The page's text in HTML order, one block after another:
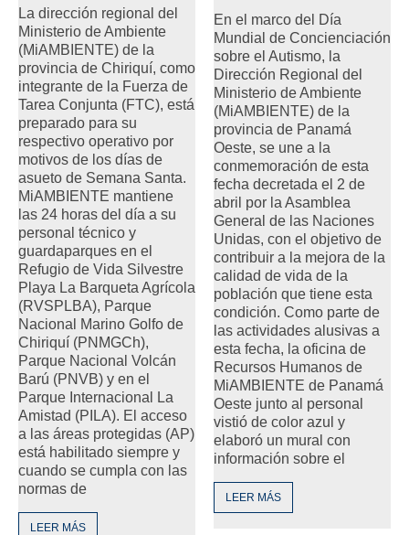
La dirección regional del
Ministerio de Ambiente
(MiAMBIENTE) de la
provincia de Chiriquí, como
integrante de la Fuerza de
Tarea Conjunta (FTC), está
preparado para su
respectivo operativo por
motivos de los días de
asueto de Semana Santa.
MiAMBIENTE mantiene
las 24 horas del día a su
personal técnico y
guardaparques en el
Refugio de Vida Silvestre
Playa La Barqueta Agrícola
(RVSPLBA), Parque
Nacional Marino Golfo de
Chiriquí (PNMGCh),
Parque Nacional Volcán
Barú (PNVB) y en el
Parque Internacional La
Amistad (PILA). El acceso
a las áreas protegidas (AP)
está habilitado siempre y
cuando se cumpla con las
normas de
LEER MÁS
En el marco del Día
Mundial de Concienciación
sobre el Autismo, la
Dirección Regional del
Ministerio de Ambiente
(MiAMBIENTE) de la
provincia de Panamá
Oeste, se une a la
conmemoración de esta
fecha decretada el 2 de
abril por la Asamblea
General de las Naciones
Unidas, con el objetivo de
contribuir a la mejora de la
calidad de vida de la
población que tiene esta
condición. Como parte de
las actividades alusivas a
esta fecha, la oficina de
Recursos Humanos de
MiAMBIENTE de Panamá
Oeste junto al personal
vistió de color azul y
elaboró un mural con
información sobre el
LEER MÁS